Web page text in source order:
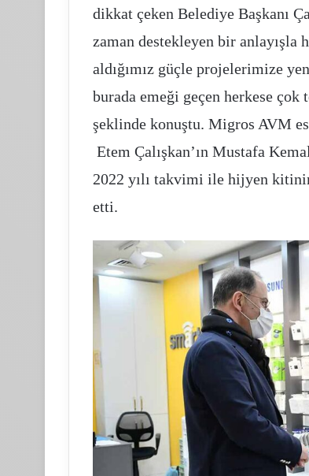
dikkat çeken Belediye Başkanı
zaman destekleyen bir anlayışla
aldığımız güçle projelerimize
burada emeği geçen herkese çok
şeklinde konuştu. Migros AVM
Etem Çalışkan’ın Mustafa
2022 yılı takvimi ile hijyen
etti.